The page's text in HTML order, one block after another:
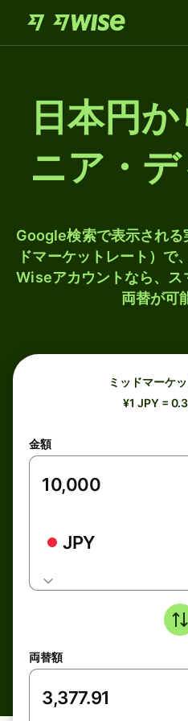
日本円
ニア・
Google検索で表示される
ドマーケットレート）で
Wiseアカウントなら、ス
両替が可
ミッドマーケ
¥1 JPY =
金額
JPY
両替額